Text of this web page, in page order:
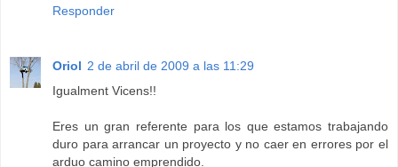
Responder
Oriol 2 de abril de 2009 a las 11:29
Igualment Vicens!!
Eres un gran referente para los que estamos trabajando
duro para arrancar un proyecto y no caer en errores por el
arduo camino emprendido.